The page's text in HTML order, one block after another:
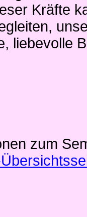
Kräfte
liebevolle
zum